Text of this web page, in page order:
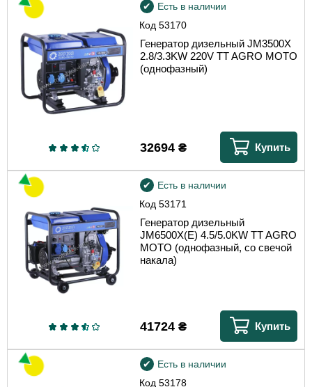
Код53170
Есть в наличии
Генератор дизельный JM3500X
2.8/3.3KW 220V TT AGRO MOTO
(однофазный)
32694₴ Купить
Код53171
Есть в наличии
Генератор дизельный
JM6500X(E) 4.5/5.0KW TT AGRO
MOTO (однофазный, со свечой
накала)
41724₴ Купить
Код53178
Есть в наличии